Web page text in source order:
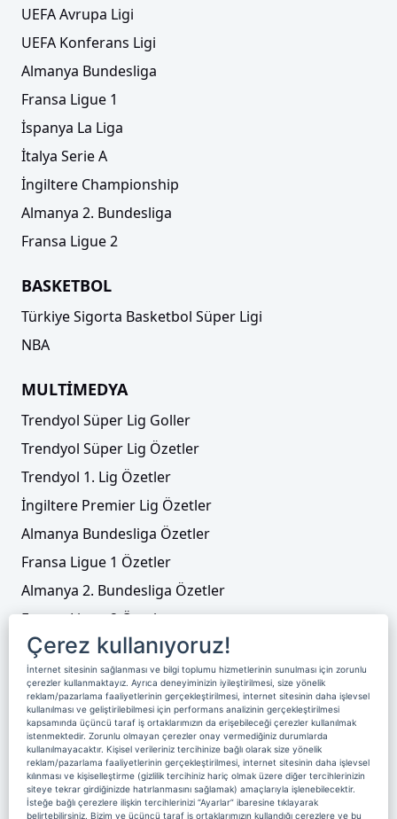
UEFA Avrupa Ligi
UEFA Konferans Ligi
Almanya Bundesliga
Fransa Ligue 1
İspanya La Liga
İtalya Serie A
İngiltere Championship
Almanya 2. Bundesliga
Fransa Ligue 2
BASKETBOL
Türkiye Sigorta Basketbol Süper Ligi
NBA
MULTİMEDYA
Trendyol Süper Lig Goller
Trendyol Süper Lig Özetler
Trendyol 1. Lig Özetler
İngiltere Premier Lig Özetler
Almanya Bundesliga Özetler
Fransa Ligue 1 Özetler
Almanya 2. Bundesliga Özetler
Fransa Ligue 2 Özetler
Tenis
Video Liste
Foto Galeriler
Üyelik Yayın Akışı Reklam
Site Sözleşmesi
Künye ve İletişim
Çerez Politikası
Çerez Yönetimi
Veri Sahibi Başvuru Formu
Çerez kullanıyoruz!
İnternet sitesinin sağlanması ve bilgi toplumu hizmetlerinin sunulması için zorunlu
çerezler kullanmaktayız. Ayrıca deneyiminizin iyileştirilmesi, size yönelik
reklam/pazarlama faaliyetlerinin gerçekleştirilmesi, internet sitesinin daha işlevsel
kullanılması ve geliştirilebilmesi için performans analizinin gerçekleştirilmesi
kapsamında üçüncü taraf iş ortaklarımızın da erişebileceği çerezler kullanılmak
istenmektedir. Zorunlu olmayan çerezler onay vermediğiniz durumlarda
kullanılmayacaktır. Kişisel verileriniz tercihinize bağlı olarak size yönelik
reklam/pazarlama faaliyetlerinin gerçekleştirilmesi, internet sitesinin daha işlevsel
kılınması ve kişiselleştirme (gizlilik tercihiniz hariç olmak üzere diğer tercihlerinizin
siteye tekrar girdiğinizde hatırlanmasını sağlamak) amaçlarıyla işlenebilecektir.
İsteğe bağlı çerezlere ilişkin tercihlerinizi “Ayarlar” ibaresine tıklayarak
belirtebilirsiniz. Bizim ve üçüncü taraf iş ortaklarımızın kullandığı çerezlere ve bu